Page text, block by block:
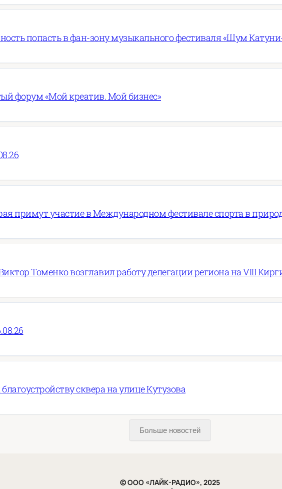
попасть в фан-зону музыкального фестиваля «Шум
форум «Мой креатив. Мой бизнес»
примут участие в Международном фестивале спорта в
Томенко возглавил работу делегации региона на VIII
сквера на улице Кутузова
Больше новостей
© ООО «ЛАЙК-РАДИО», 2025